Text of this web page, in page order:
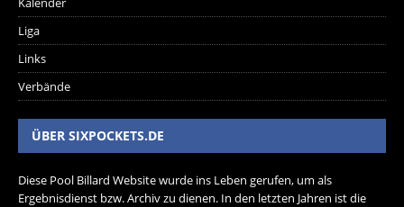
Liga
Links
Verbände
ÜBER SIXPOCKETS.DE
Diese Pool Billard Website wurde ins Leben gerufen, um als
Ergebnisdienst bzw. Archiv zu dienen. In den letzten Jahren ist die